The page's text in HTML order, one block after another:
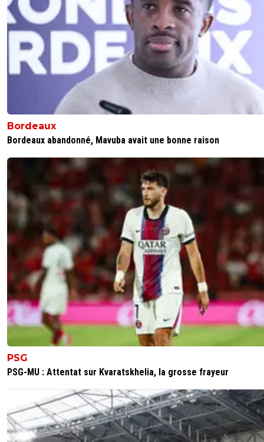
Bordeaux
Bordeaux abandonné, Mavuba avait une bonne raison
PSG
PSG-MU : Attentat sur Kvaratskhelia, la grosse frayeur